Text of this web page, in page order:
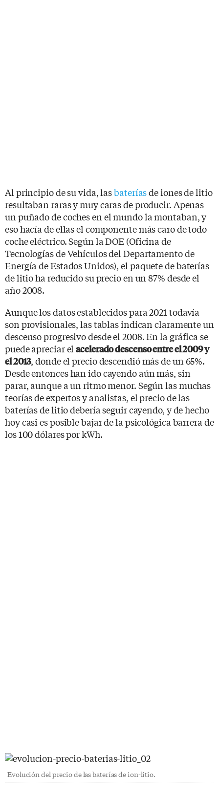
Al principio de su vida, lasbateríasde iones de litio
resultaban raras y muy caras de producir. Apenas
un puñado de coches en el mundo la montaban, y
eso hacía de ellas el componente más caro de todo
coche eléctrico. Según la DOE (Oficina de
Tecnologías de Vehículos del Departamento de
Energía de Estados Unidos), el paquete de baterías
de litio ha reducido su precio en un 87% desde el
año 2008.
Aunque los datos establecidos para 2021 todavía
son provisionales, las tablas indican claramente un
descenso progresivo desde el 2008. En la gráfica se
puede apreciar elacelerado descenso entre el 2009 y
el 2013, donde el precio descendió más de un 65%.
Desde entonces han ido cayendo aún más, sin
parar, aunque a un ritmo menor. Según las muchas
teorías de expertos y analistas, el precio de las
baterías de litio debería seguir cayendo, y de hecho
hoy casi es posible bajar de la psicológica barrera de
los 100 dólares por kWh.
Evolución del precio de las baterías de ion-litio.